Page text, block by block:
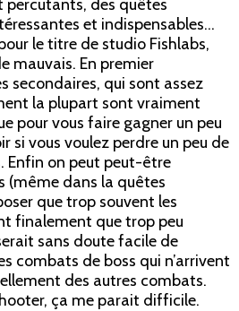
percutants, des quêtes
et indispensables…
le titre de studio Fishlabs,
mauvais. En premier
secondaires, qui sont assez
la plupart sont vraiment
pour vous faire gagner un peu
si vous voulez perdre un peu de
Enfin on peut peut-être
(même dans la quêtes
que trop souvent les
finalement que trop peu
sans doute facile de
combats de boss qui n’arrivent
des autres combats.
ça me parait difficile.